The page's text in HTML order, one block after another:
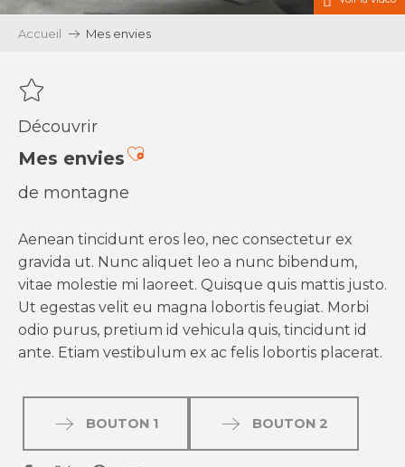
Accueil Mes envies
Découvrir
Mes enviesAjouter aux favoris
de montagne
Aenean tincidunt eros leo, nec consectetur ex
gravida ut. Nunc aliquet leo a nunc bibendum,
vitae molestie mi laoreet. Quisque quis mattis justo.
Ut egestas velit eu magna lobortis feugiat. Morbi
odio purus, pretium id vehicula quis, tincidunt id
ante. Etiam vestibulum ex ac felis lobortis placerat.
BOUTON 1 BOUTON 2